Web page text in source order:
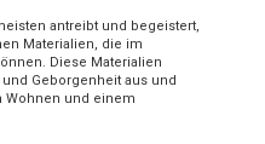
antreibt und begeistert,
Materialien, die im
Diese Materialien
Geborgenheit aus und
und einem